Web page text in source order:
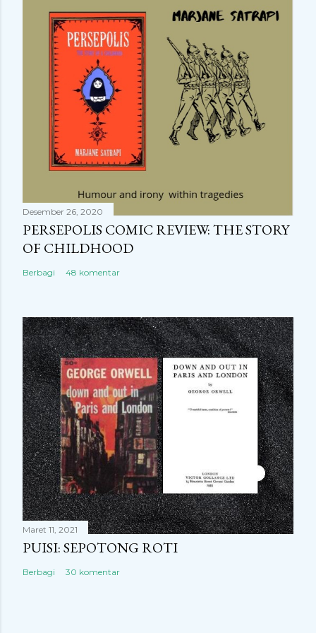
Desember 26, 2020
PERSEPOLIS COMIC REVIEW: THE STORY
OF CHILDHOOD
Berbagi 48 komentar
Maret 11, 2021
PUISI: SEPOTONG ROTI
Berbagi 30 komentar